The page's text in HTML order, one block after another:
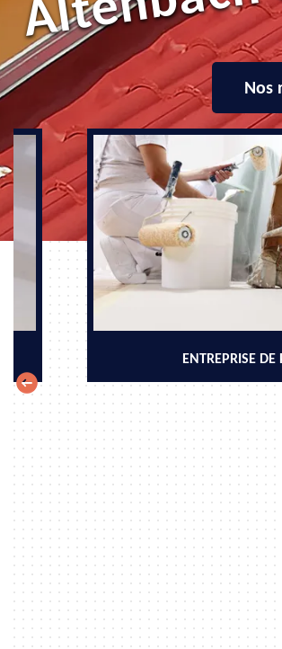
Nos
ENTREPRISE